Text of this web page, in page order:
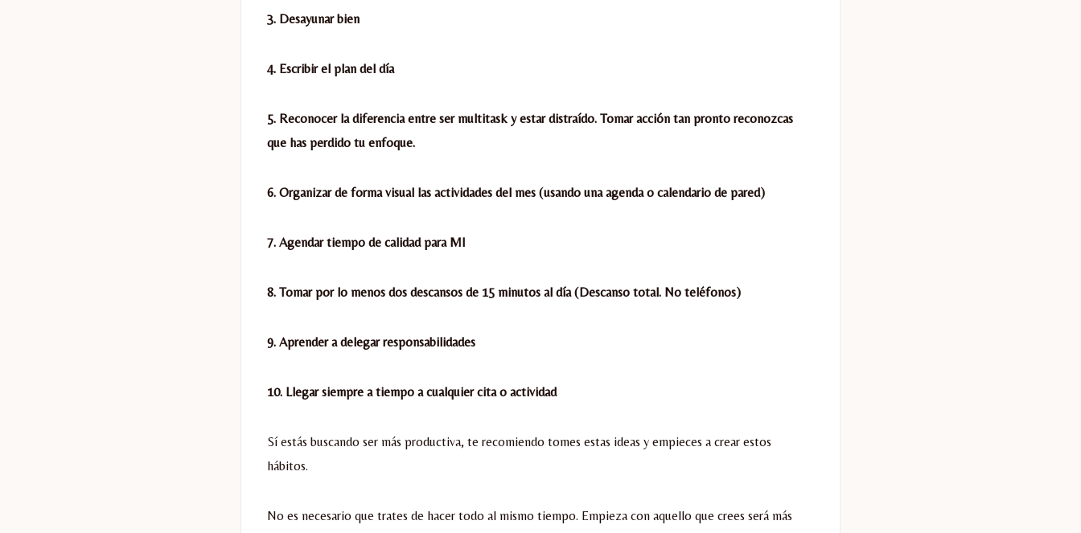
3. Desayunar bien
4. Escribir el plan del día
5. Reconocer la diferencia entre ser multitask y estar distraído. Tomar acción tan pronto reconozcas
que has perdido tu enfoque.
6. Organizar de forma visual las actividades del mes (usando una agenda o calendario de pared)
7. Agendar tiempo de calidad para MI
8. Tomar por lo menos dos descansos de 15 minutos al día (Descanso total. No teléfonos)
9. Aprender a delegar responsabilidades
10. Llegar siempre a tiempo a cualquier cita o actividad
Sí estás buscando ser más productiva, te recomiendo tomes estas ideas y empieces a crear estos
hábitos.
No es necesario que trates de hacer todo al mismo tiempo. Empieza con aquello que crees será más